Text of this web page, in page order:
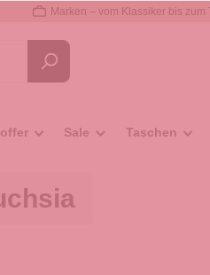
Marken – vom Klassiker bis zum
Sale Taschen